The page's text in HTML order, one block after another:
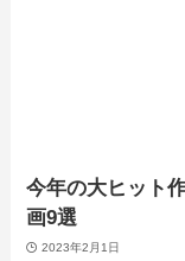
今年の大ヒット
画9選
2023年2月1日